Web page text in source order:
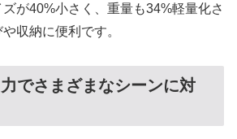
が40%小さく、重量も34%軽量化さ
収納に便利です。
でさまざまなシーンに対